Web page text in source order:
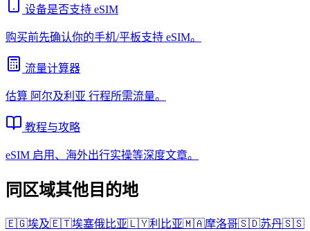
设备是否支持 eSIM
购买前先确认你的手机/平板支持 eSIM。
流量计算器
估算 阿尔及利亚 行程所需流量。
教程与攻略
eSIM 启用、海外出行实操等深度文章。
同区域其他目的地
🇪🇬埃及🇪🇹埃塞俄比亚🇱🇾利比亚🇲🇦摩洛哥🇸🇩苏丹🇸🇸